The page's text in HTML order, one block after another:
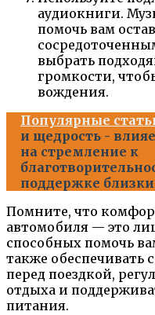
аудиокниги.
помочь вам
выбрать
громкости,
вождения.
Популярные
и щедрость -
на стремление к
поддержке
Помните, что
автомобиля — это
способных помочь
также обеспечивать
перед поездкой,
отдыха и
питания.